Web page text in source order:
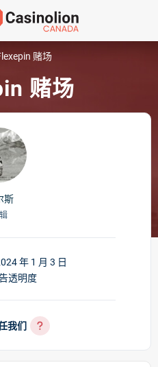
赌场
赌场
斯
年 1 月 3 日
透明度
我们